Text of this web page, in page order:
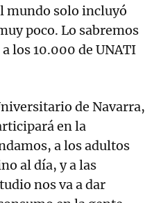
mundo solo incluyó
poco. Lo sabremos
los 10.000 de UNATI
de Navarra,
en la
a los adultos
al día, y a las
nos va a dar